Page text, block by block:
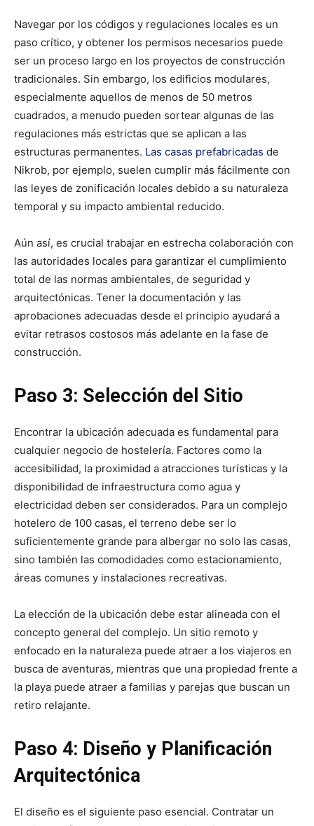
Navegar por los códigos y regulaciones locales es un
paso crítico, y obtener los permisos necesarios puede
ser un proceso largo en los proyectos de construcción
tradicionales. Sin embargo, los edificios modulares,
especialmente aquellos de menos de 50 metros
cuadrados, a menudo pueden sortear algunas de las
regulaciones más estrictas que se aplican a las
estructuras permanentes. Las casas prefabricadas de
Nikrob, por ejemplo, suelen cumplir más fácilmente con
las leyes de zonificación locales debido a su naturaleza
temporal y su impacto ambiental reducido.
Aún así, es crucial trabajar en estrecha colaboración con
las autoridades locales para garantizar el cumplimiento
total de las normas ambientales, de seguridad y
arquitectónicas. Tener la documentación y las
aprobaciones adecuadas desde el principio ayudará a
evitar retrasos costosos más adelante en la fase de
construcción.
Paso 3: Selección del Sitio
Encontrar la ubicación adecuada es fundamental para
cualquier negocio de hostelería. Factores como la
accesibilidad, la proximidad a atracciones turísticas y la
disponibilidad de infraestructura como agua y
electricidad deben ser considerados. Para un complejo
hotelero de 100 casas, el terreno debe ser lo
suficientemente grande para albergar no solo las casas,
sino también las comodidades como estacionamiento,
áreas comunes y instalaciones recreativas.
La elección de la ubicación debe estar alineada con el
concepto general del complejo. Un sitio remoto y
enfocado en la naturaleza puede atraer a los viajeros en
busca de aventuras, mientras que una propiedad frente a
la playa puede atraer a familias y parejas que buscan un
retiro relajante.
Paso 4: Diseño y Planificación
Arquitectónica
El diseño es el siguiente paso esencial. Contratar un